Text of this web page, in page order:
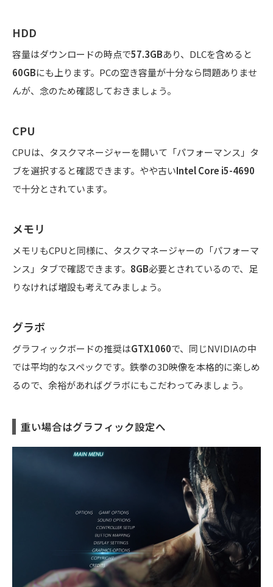
HDD
容量はダウンロードの時点で57.3GBあり、DLCを含めると
60GBにも上ります。PCの空き容量が十分なら問題ありませ
んが、念のため確認しておきましょう。
CPU
CPUは、タスクマネージャーを開いて「パフォーマンス」タ
ブを選択すると確認できます。やや古いIntel Core i5-4690
で十分とされています。
メモリ
メモリもCPUと同様に、タスクマネージャーの「パフォーマ
ンス」タブで確認できます。 8GB必要とされているので、足
りなければ増設も考えてみましょう。
グラボ
グラフィックボードの推奨はGTX1060で、同じNVIDIAの中
では平均的なスペックです。鉄拳の3D映像を本格的に楽しめ
るので、余裕があればグラボにもこだわってみましょう。
重い場合はグラフィック設定へ